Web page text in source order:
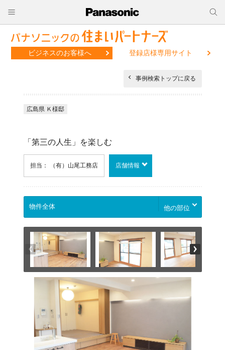
ビジネスのお客様へ 登録店様専用サイト
事例検索トップに戻る
広島県 Ｋ様邸
「第三の人生」を楽しむ
担当： （有）山尾工務店 店舗情報
他の部位